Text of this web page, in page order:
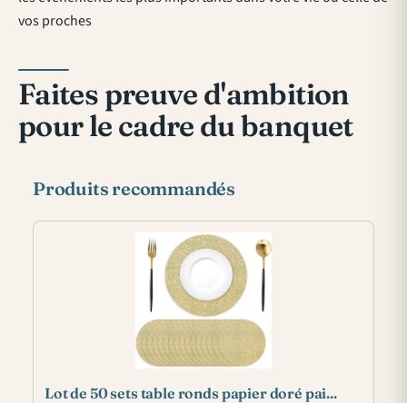
vos proches
Faites preuve d'ambition
pour le cadre du banquet
Produits recommandés
Lot de 50 sets table ronds papier doré pai...